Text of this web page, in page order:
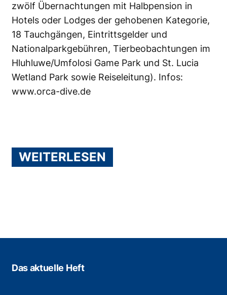
zwölf Übernachtungen mit Halbpension in
Hotels oder Lodges der gehobenen Kategorie,
18 Tauchgängen, Eintrittsgelder und
Nationalparkgebühren, Tierbeobachtungen im
Hluhluwe/Umfolosi Game Park und St. Lucia
Wetland Park sowie Reiseleitung). Infos:
www.orca-dive.de
WEITERLESEN
Das aktuelle Heft